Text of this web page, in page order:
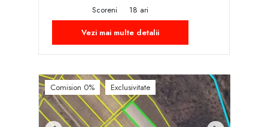
Scoreni
18 ari
Vezi mai multe detalii
Comision 0% Exclusivitate